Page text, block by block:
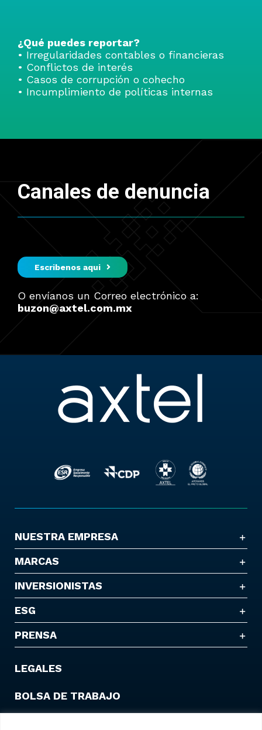
¿Qué puedes reportar?
• Irregularidades contables o financieras
• Conflictos de interés
• Casos de corrupción o cohecho
• Incumplimiento de políticas internas
Canales de denuncia
Escribenos aqui
O envíanos un Correo electrónico a:
buzon@axtel.com.mx
NUESTRA EMPRESA
MARCAS
INVERSIONISTAS
ESG
PRENSA
LEGALES
BOLSA DE TRABAJO